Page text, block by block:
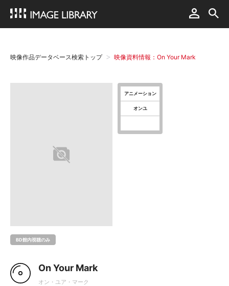
映像作品データベース検索トップ 映像資料情報：On Your Mark
BD館内視聴のみ
アニメーション
オンユ
On Your Mark
オン・ユア・マーク